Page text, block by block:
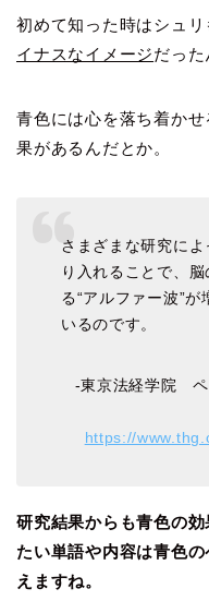
初めて知った時はシュ
イナスなイメージだった
青色には心を落ち着か
果があるんだとか。
さまざまな研究によ
り入れることで、
る“アルファー波”
いるのです。
-東京法経学院
https://
研究結果からも青色の
たい単語や内容は青色
えますね。